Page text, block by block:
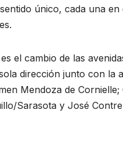
único, cada una
el cambio de las
dirección junto con la
Mendoza de
Sarasota y José